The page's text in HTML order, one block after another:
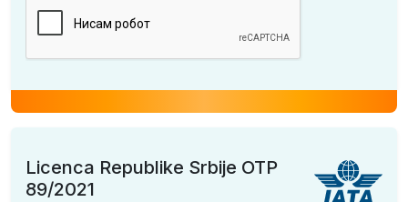
Licenca Republike Srbije OTP
89/2021